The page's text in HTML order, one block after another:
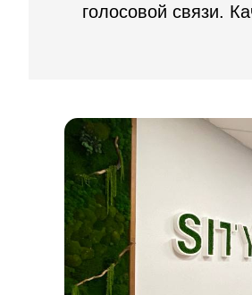
голосовой связи.